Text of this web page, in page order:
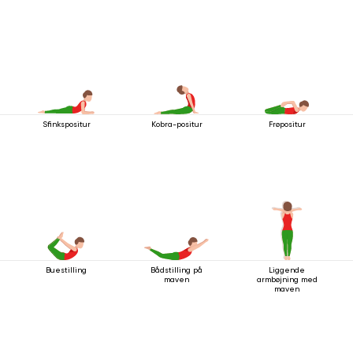
Sfinkspositur Kobra-positur Frøpositur
Buestilling
Bådstilling på
maven
Liggende
armbøjning med
maven